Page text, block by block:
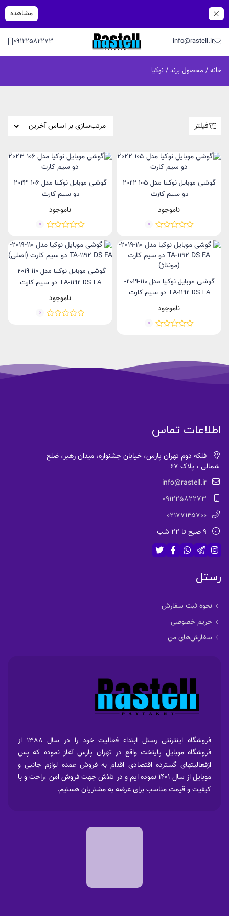
مشاهده
info@rastell.ir
09122582273
خانه / محصول برند / نوکیا
فیلتر
گوشی موبایل نوکیا مدل 105 2022
دو سیم کارت
ناموجود
0
گوشی موبایل نوکیا مدل 106 2023
دو سیم‌ کارت
ناموجود
0
گوشی موبایل نوکیا مدل 110-2019-
TA-1192 DS FA دو سیم‌ کارت
(مونتاژ)
ناموجود
0
گوشی موبایل نوکیا مدل 110-2019-
TA-1192 DS FA دو سیم‌ کارت
(اصلی)
ناموجود
0
اطلاعات تماس
فلکه دوم تهران پارس، خیابان جشنواره، میدان رهبر، ضلع
شمالی ، پلاک 67
info@rastell.ir
09122582273
02177145700
9 صبح تا 22 شب
رستل
نحوه ثبت سفارش
حریم خصوصی
سفارش‌های من
فروشگاه اینترنتی رستل ابتداء فعالیت خود را در سال 1388 از
فروشگاه موبایل پایتخت واقع در تهران پارس آغاز نموده که پس
ازفعالیتهای گسترده اقتصادی اقدام به فروش عمده لوازم جانبی و
موبایل از سال 1401 نموده ایم و در تلاش جهت فروش امن ،راحت و با
کیفیت و قیمت مناسب برای عرضه به مشتریان هستیم.